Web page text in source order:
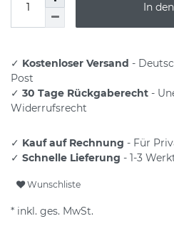
In
✓ Kostenloser Versand -
Post
✓ 30 Tage Rückgaberecht -
Widerrufsrecht
✓ Kauf auf Rechnung - Für
✓ Schnelle Lieferung - 1-3
Wunschliste
* inkl. ges. MwSt.